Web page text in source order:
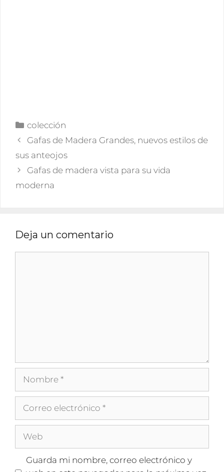
Categorías
colección
Gafas de Madera Grandes, nuevos estilos de
sus anteojos
Gafas de madera vista para su vida
moderna
Deja un comentario
Nombre
Guarda mi nombre, correo electrónico y